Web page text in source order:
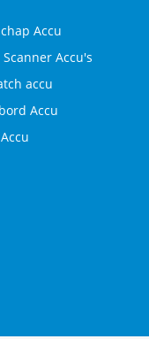
Accu
Accu's
accu
Accu